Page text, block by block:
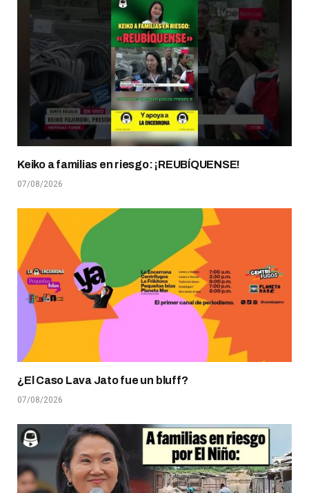
Keiko a familias en riesgo: ¡REUBÍQUENSE!
07/08/2026
¿El Caso Lava Jato fue un bluff?
07/08/2026